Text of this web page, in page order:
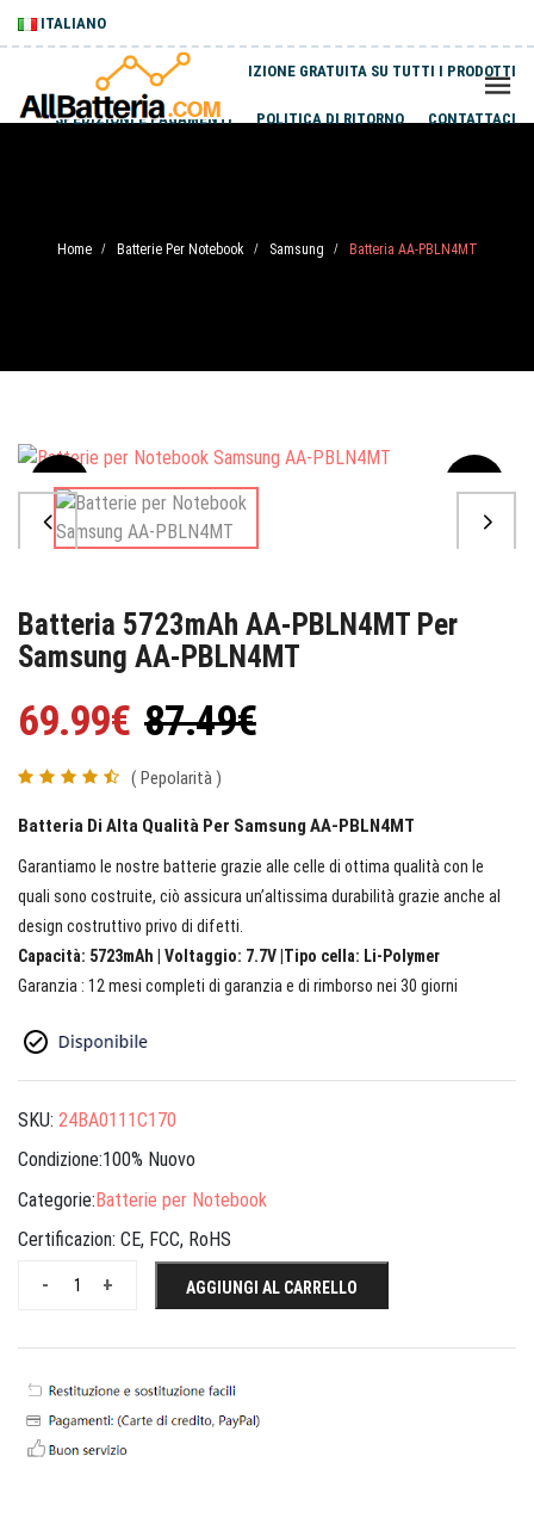
ITALIANO
SPEDIZIONE GRATUITA SU TUTTI I PRODOTTI
SPEDIZIONI E PAGAMENTI POLITICA DI RITORNO CONTATTACI
Home / Batterie Per Notebook / Samsung / Batteria AA-PBLN4MT
Sale
Batteria 5723mAh AA-PBLN4MT Per
Samsung AA-PBLN4MT
69.99€ 87.49€
( Pepolarità )
Batteria Di Alta Qualità Per Samsung AA-PBLN4MT
Garantiamo le nostre batterie grazie alle celle di ottima qualità con le
quali sono costruite, ciò assicura un’altissima durabilità grazie anche al
design costruttivo privo di difetti.
Capacità: 5723mAh | Voltaggio: 7.7V |Tipo cella: Li-Polymer
Garanzia : 12 mesi completi di garanzia e di rimborso nei 30 giorni
SKU: 24BA0111C170
Condizione:100% Nuovo
Categorie:Batterie per Notebook
Certificazion: CE, FCC, RoHS
+
- AGGIUNGI AL CARRELLO